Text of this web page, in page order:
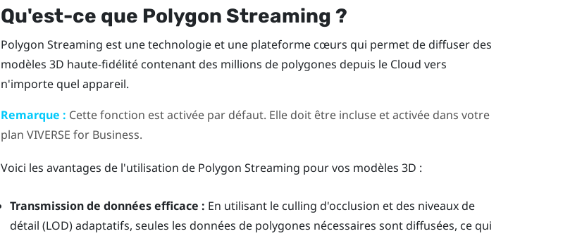
Qu'est-ce que Polygon Streaming ?
Polygon Streaming est une technologie et une plateforme cœurs qui permet de diffuser des
modèles 3D haute-fidélité contenant des millions de polygones depuis le Cloud vers
n'importe quel appareil.
Remarque : Cette fonction est activée par défaut. Elle doit être incluse et activée dans votre
plan VIVERSE for Business.
Voici les avantages de l'utilisation de Polygon Streaming pour vos modèles 3D :
Transmission de données efficace : En utilisant le culling d'occlusion et des niveaux de
détail (LOD) adaptatifs, seules les données de polygones nécessaires sont diffusées, ce qui